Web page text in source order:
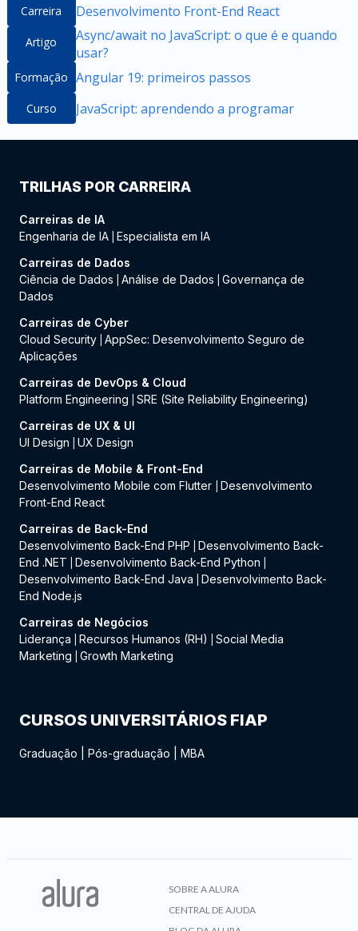
Carreira Desenvolvimento Front-End React
Artigo
Async/await no JavaScript: o que é e quando
usar?
Formação Angular 19: primeiros passos
Curso JavaScript: aprendendo a programar
TRILHAS POR CARREIRA
Carreiras de IA
Engenharia de IA Especialista em IA
Carreiras de Dados
Ciência de Dados
Análise de Dados
Governança de
Dados
Carreiras de Cyber
Cloud Security AppSec: Desenvolvimento Seguro de
Aplicações
Carreiras de DevOps & Cloud
Platform Engineering
SRE (Site Reliability Engineering)
Carreiras de UX & UI
UI Design
UX Design
Carreiras de Mobile & Front-End
Desenvolvimento Mobile com Flutter
Desenvolvimento
Front-End React
Carreiras de Back-End
Desenvolvimento Back-End PHP
Desenvolvimento Back-
End .NET
Desenvolvimento Back-End Python
Desenvolvimento Back-End Java
Desenvolvimento Back-
End Node.js
Carreiras de Negócios
Liderança
Recursos Humanos (RH)
Social Media
Marketing
Growth Marketing
CURSOS UNIVERSITÁRIOS FIAP
Graduação Pós-graduação MBA
SOBRE A ALURA
CENTRAL DE AJUDA